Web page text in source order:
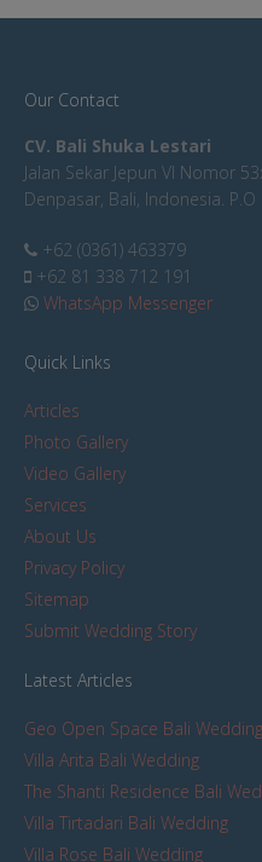
Our Contact
CV. Bali Shuka Lestari
Jalan Sekar Jepun VI Nomor
Denpasar, Bali, Indonesia.
+62 (0361) 463379
+62 81 338 712 191
WhatsApp Messenger
Quick Links
Articles
Photo Gallery
Video Gallery
Services
About Us
Privacy Policy
Sitemap
Submit Wedding Story
Latest Articles
Geo Open Space Bali Wedding
Villa Arita Bali Wedding
The Shanti Residence Bali
Villa Tirtadari Bali Wedding
Villa Rose Bali Wedding